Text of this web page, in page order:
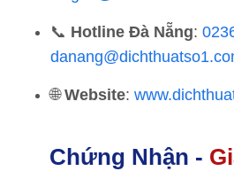
📞 Hotline Đà Nẵng:
🌐Website:
Chứng Nhận -